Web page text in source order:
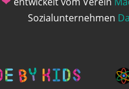
Sozialunternehmen